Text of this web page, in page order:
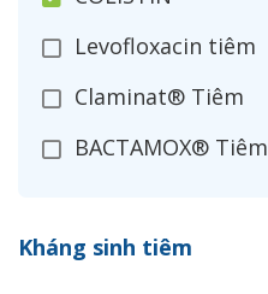
Levofloxacin tiêm
Claminat® Tiêm
BACTAMOX® Tiêm
Ceftizoxim®
Kháng sinh tiêm